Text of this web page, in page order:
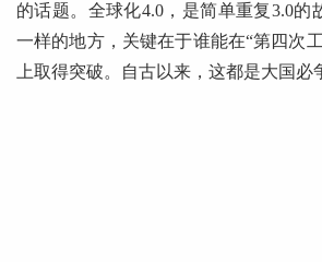
的话题。全球化4.0，是简单重复3.0的
一样的地方，关键在于谁能在“第四次
上取得突破。自古以来，这都是大国必